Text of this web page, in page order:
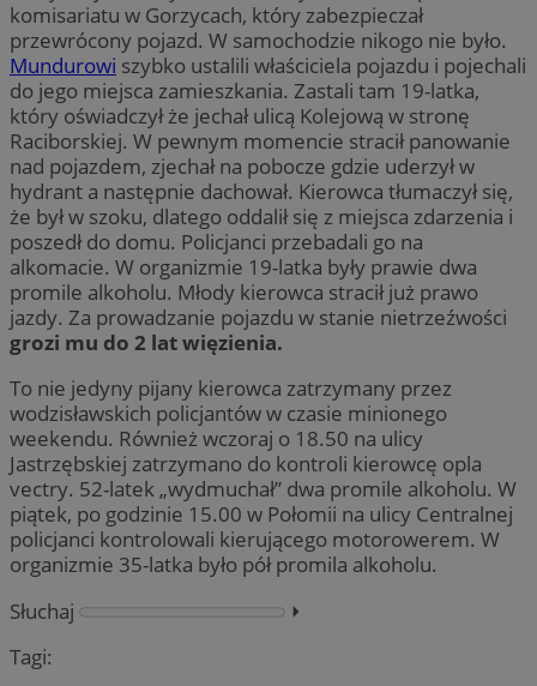
komisariatu w Gorzycach, który zabezpieczał
przewrócony pojazd. W samochodzie nikogo nie było.
Mundurowi szybko ustalili właściciela pojazdu i pojechali
do jego miejsca zamieszkania. Zastali tam 19-latka,
który oświadczył że jechał ulicą Kolejową w stronę
Raciborskiej. W pewnym momencie stracił panowanie
nad pojazdem, zjechał na pobocze gdzie uderzył w
hydrant a następnie dachował. Kierowca tłumaczył się,
że był w szoku, dlatego oddalił się z miejsca zdarzenia i
poszedł do domu. Policjanci przebadali go na
alkomacie. W organizmie 19-latka były prawie dwa
promile alkoholu. Młody kierowca stracił już prawo
jazdy. Za prowadzanie pojazdu w stanie nietrzeźwości
grozi mu do 2 lat więzienia.
To nie jedyny pijany kierowca zatrzymany przez
wodzisławskich policjantów w czasie minionego
weekendu. Również wczoraj o 18.50 na ulicy
Jastrzębskiej zatrzymano do kontroli kierowcę opla
vectry. 52-latek „wydmuchał” dwa promile alkoholu. W
piątek, po godzinie 15.00 w Połomii na ulicy Centralnej
policjanci kontrolowali kierującego motorowerem. W
organizmie 35-latka było pół promila alkoholu.
Słuchaj
⏵︎
Tagi: